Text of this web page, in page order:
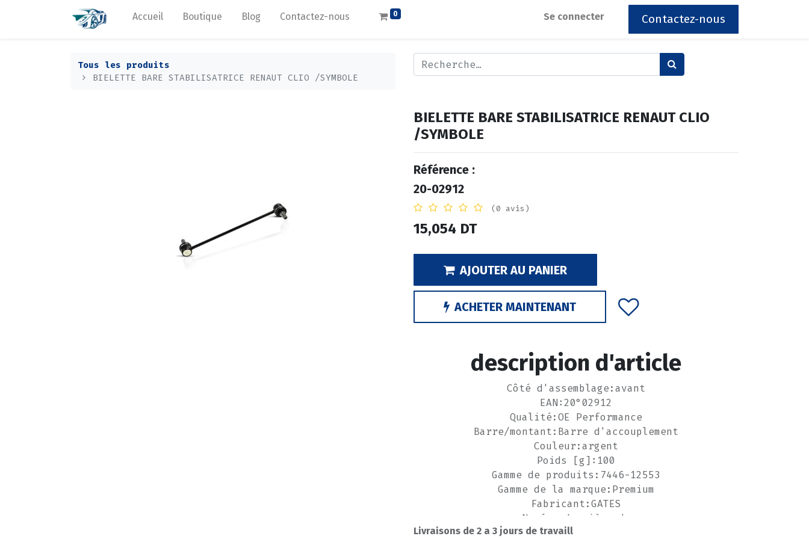
Accueil Boutique Blog Contactez-nous 0 Se connecter Contactez-nous
Tous les produits
BIELETTE BARE STABILISATRICE RENAUT CLIO /SYMBOLE
BIELETTE BARE STABILISATRICE RENAUT CLIO
/SYMBOLE
Référence :
20-02912
(0 avis)
15,054 DT
AJOUTER AU PANIER
ACHETER MAINTENANT
description d'article
Côté d'assemblage:avant
EAN:20°02912
Qualité:OE Performance
Barre/montant:Barre d'accouplement
Couleur:argent
Poids [g]:100
Gamme de produits:7446-12553
Gamme de la marque:Premium
Fabricant:GATES
Numéro de pièce du
fabricant:KAPIMSAN
Livraisons de 2 a 3 jours de travaill